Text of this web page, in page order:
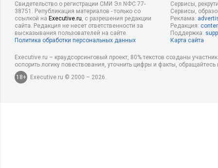
Свидетельство о регистрации СМИ Эл NФС 77-
38751. Републикация материалов - только со
ссылкой на Executive.ru, с разрешения редакции
сайта. Редакция не несет ответственности за
высказывания пользователей на сайте.
Политика обработки персональных данных
Сервисы,
Сервисы,
Реклама:
Редакция:
Поддержка:
Карта сайта
Executive.ru – краудсорсинговый проект, 80% текстов созданы
оспорить логику повествования, уточнить цифры и факты,
18+
Executive.ru © 2000 – 2026.